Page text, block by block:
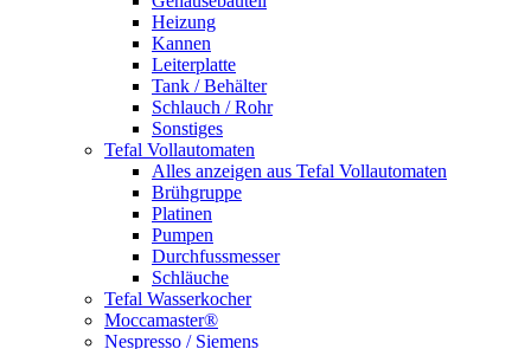
Heizung
Kannen
Leiterplatte
Tank / Behälter
Schlauch / Rohr
Sonstiges
Tefal Vollautomaten
Alles anzeigen aus Tefal Vollautomaten
Brühgruppe
Platinen
Pumpen
Durchfussmesser
Schläuche
Tefal Wasserkocher
Moccamaster®
Nespresso / Siemens